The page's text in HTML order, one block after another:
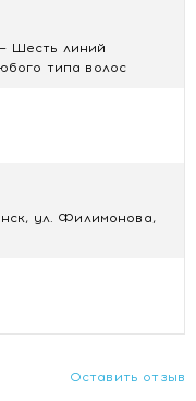
Шесть линий
типа волос
ул. Филимонова,
Оставить отзыв